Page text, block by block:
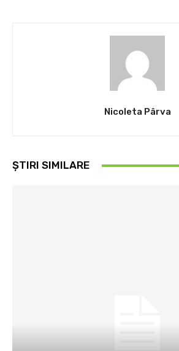
Nicoleta Pârva
ȘTIRI SIMILARE